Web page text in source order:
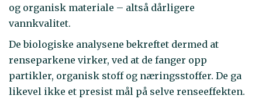
og organisk materiale – altså dårligere
vannkvalitet.
De biologiske analysene bekreftet dermed at
renseparkene virker, ved at de fanger opp
partikler, organisk stoff og næringsstoffer. De ga
likevel ikke et presist mål på selve renseeffekten.